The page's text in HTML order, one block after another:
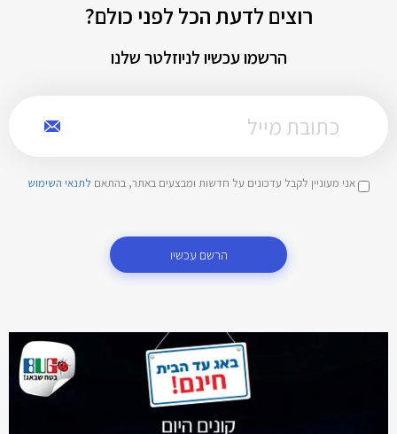
רוצים לדעת הכל לפני כולם?
הרשמו עכשיו לניוזלטר שלנו
אני מעוניין לקבל עדכונים על חדשות ומבצעים באתר, בהתאם לתנאי השימוש
הרשם עכשיו